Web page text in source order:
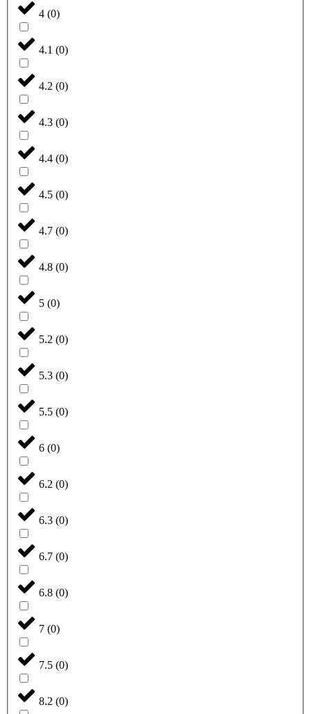
4 (0)
4.1 (0)
4.2 (0)
4.3 (0)
4.4 (0)
4.5 (0)
4.7 (0)
4.8 (0)
5 (0)
5.2 (0)
5.3 (0)
5.5 (0)
6 (0)
6.2 (0)
6.3 (0)
6.7 (0)
6.8 (0)
7 (0)
7.5 (0)
8.2 (0)